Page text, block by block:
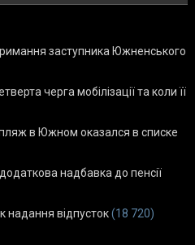
заступника Южненського
черга мобілізації та коли її
в Южном оказался в списке
надбавка до пенсії
надання відпусток(18 720)